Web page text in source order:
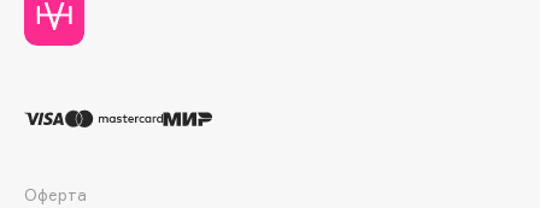
Dior
Dolomit
DP Daily Perfection
Оферта